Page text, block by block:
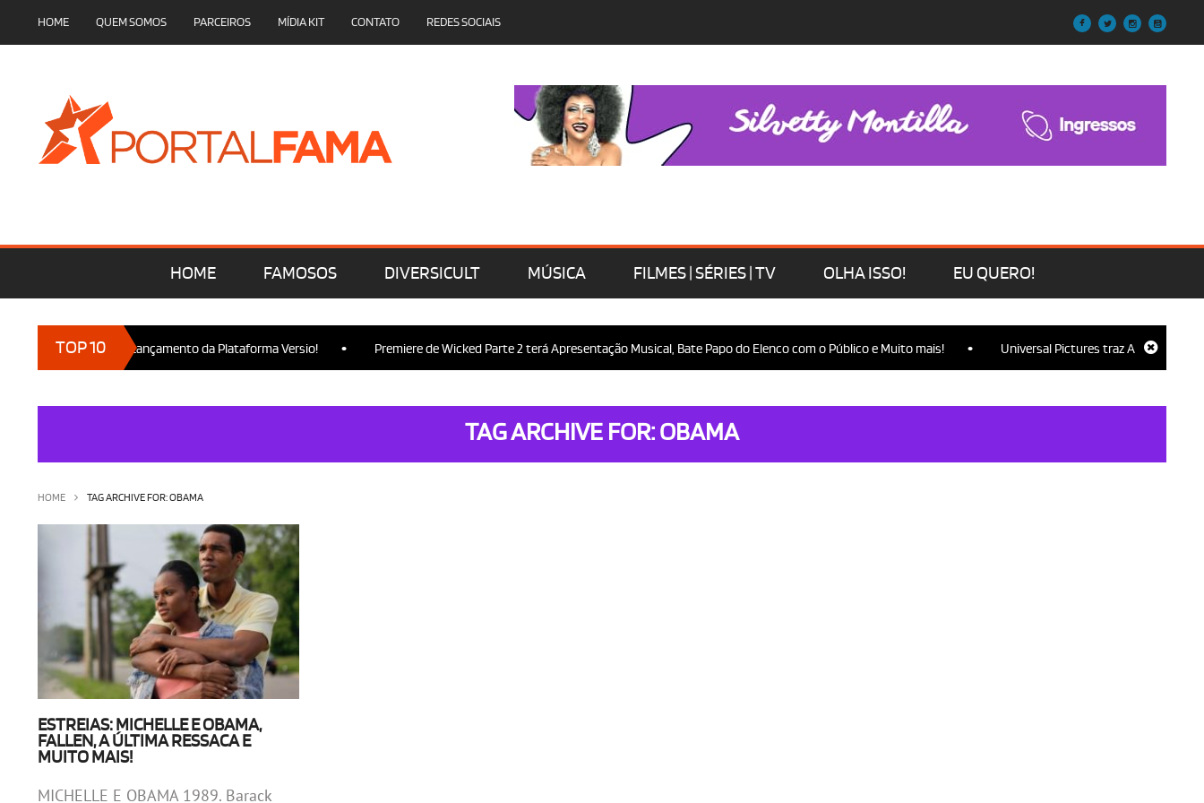
HOME QUEM SOMOS PARCEIROS MÍDIA KIT CONTATO REDES SOCIAIS
HOME FAMOSOS DIVERSICULT MÚSICA FILMES | SÉRIES | TV OLHA ISSO! EU QUERO!
TOP 10
presença no Lançamento da Plataforma Versio! Premiere de Wicked Parte 2 terá Apresentação Musical, Bate Papo do Elenco com o Público e Muito mais! Universal Pictures traz Ariana Grande,
TAG ARCHIVE FOR: OBAMA
HOME TAG ARCHIVE FOR: OBAMA
ESTREIAS: MICHELLE E OBAMA,
FALLEN, A ÚLTIMA RESSACA E
MUITO MAIS!
MICHELLE E OBAMA 1989. Barack